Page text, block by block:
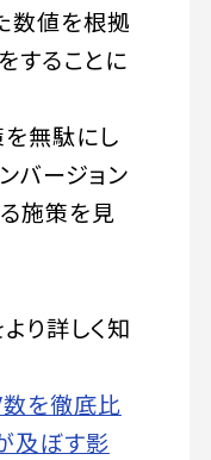
数値を根拠
することに
無駄にし
バージョン
施策を見
り詳しく知
を徹底比
及ぼす影